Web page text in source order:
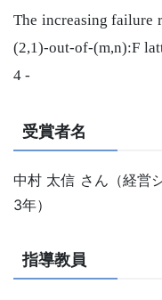
The increasing failure
(2,1)-out-of-(m,n):F
4 -
受賞者名
中村 太信 さん（経営
3年）
指導教員